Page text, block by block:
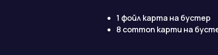
1 фойл карта на бустер
8 common карти на